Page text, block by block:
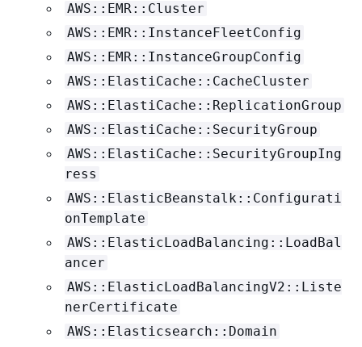
AWS::EMR::Cluster
AWS::EMR::InstanceFleetConfig
AWS::EMR::InstanceGroupConfig
AWS::ElastiCache::CacheCluster
AWS::ElastiCache::ReplicationGroup
AWS::ElastiCache::SecurityGroup
AWS::ElastiCache::SecurityGroupIng
ress
AWS::ElasticBeanstalk::Configurati
onTemplate
AWS::ElasticLoadBalancing::LoadBal
ancer
AWS::ElasticLoadBalancingV2::Liste
nerCertificate
AWS::Elasticsearch::Domain